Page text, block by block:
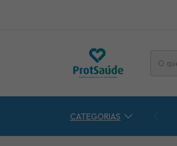
CATEGORIAS